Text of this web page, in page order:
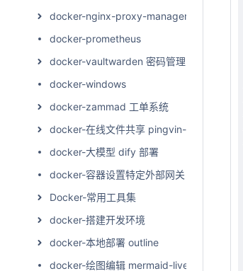
docker-nginx-proxy-manager
docker-prometheus
docker-vaultwarden 密码管理
docker-windows
docker-zammad 工单系统
docker-在线文件共享 pingvin-share
docker-大模型 dify 部署
docker-容器设置特定外部网关
Docker-常用工具集
docker-搭建开发环境
docker-本地部署 outline
docker-绘图编辑 mermaid-live-editor